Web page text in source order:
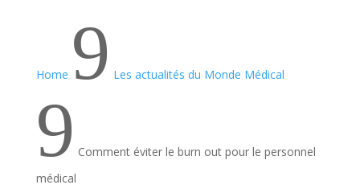
Home 9 Les actualités du Monde Médical
9 Comment éviter le burn out pour le personnel
médical